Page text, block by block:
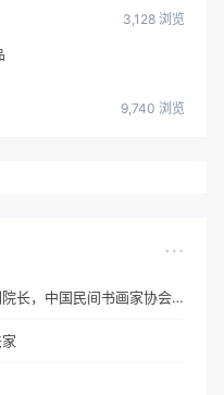
3,128 浏览
9,740 浏览
黄介艺-中国国画院副院长，中国民间书画家协会副主席